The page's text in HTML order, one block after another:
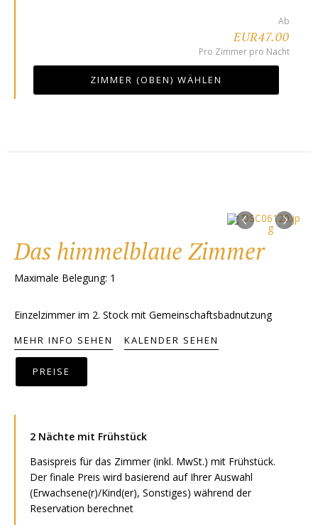
Ab
EUR47.00
Pro Zimmer pro Nacht
ZIMMER (OBEN) WÄHLEN
‹ ›
Das himmelblaue Zimmer
Maximale Belegung: 1
Einzelzimmer im 2. Stock mit Gemeinschaftsbadnutzung
MEHR INFO SEHEN KALENDER SEHEN
PREISE
2 Nächte mit Frühstück
Basispreis für das Zimmer (inkl. MwSt.) mit Frühstück.
Der finale Preis wird basierend auf Ihrer Auswahl
(Erwachsene(r)/Kind(er), Sonstiges) während der
Reservation berechnet